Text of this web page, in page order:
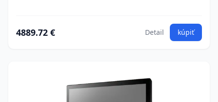
4889.72 € Detail kúpiť